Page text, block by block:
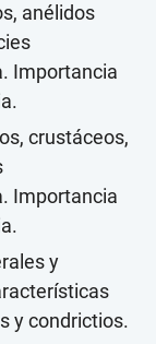
anélidos
Importancia
crustáceos,
Importancia
y
y condrictios.